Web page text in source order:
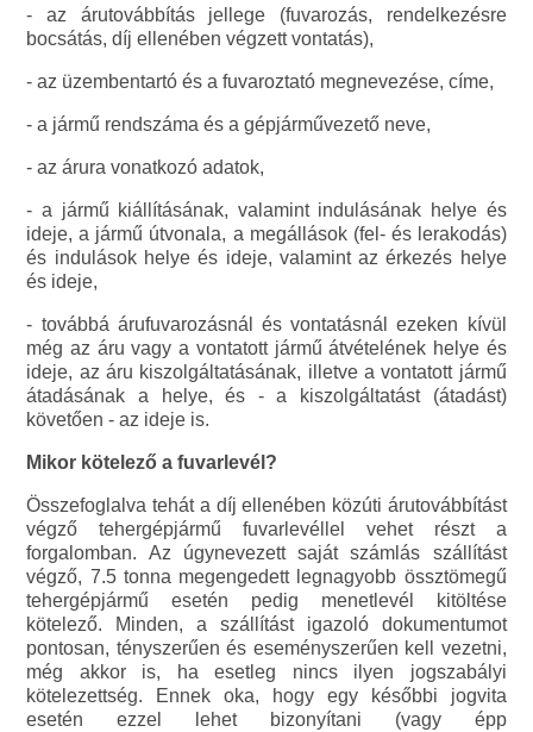
- az árutovábbítás jellege (fuvarozás, rendelkezésre
bocsátás, díj ellenében végzett vontatás),
- az üzembentartó és a fuvaroztató megnevezése, címe,
- a jármű rendszáma és a gépjárművezető neve,
- az árura vonatkozó adatok,
- a jármű kiállításának, valamint indulásának helye és
ideje, a jármű útvonala, a megállások (fel- és lerakodás)
és indulások helye és ideje, valamint az érkezés helye
és ideje,
- továbbá árufuvarozásnál és vontatásnál ezeken kívül
még az áru vagy a vontatott jármű átvételének helye és
ideje, az áru kiszolgáltatásának, illetve a vontatott jármű
átadásának a helye, és - a kiszolgáltatást (átadást)
követően - az ideje is.
Mikor kötelező a fuvarlevél?
Összefoglalva tehát a díj ellenében közúti árutovábbítást
végző tehergépjármű fuvarlevéllel vehet részt a
forgalomban. Az úgynevezett saját számlás szállítást
végző, 7.5 tonna megengedett legnagyobb össztömegű
tehergépjármű esetén pedig menetlevél kitöltése
kötelező. Minden, a szállítást igazoló dokumentumot
pontosan, tényszerűen és eseményszerűen kell vezetni,
még akkor is, ha esetleg nincs ilyen jogszabályi
kötelezettség. Ennek oka, hogy egy későbbi jogvita
esetén ezzel lehet bizonyítani (vagy épp